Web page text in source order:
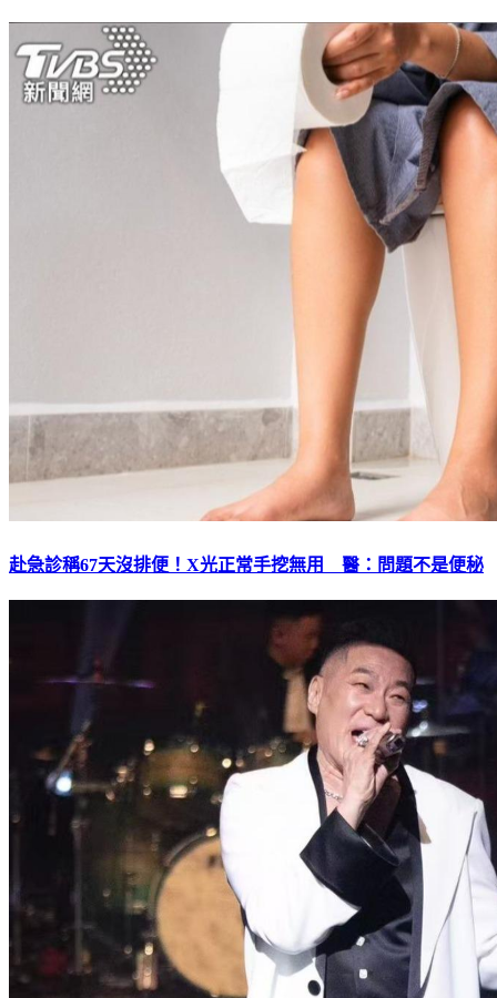
赴急診稱67天沒排便！X光正常手挖無用 醫：問題不是便秘